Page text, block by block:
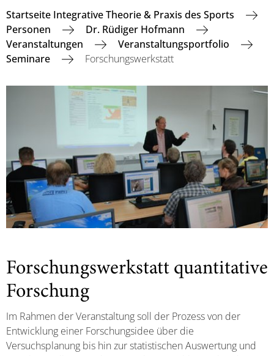
Startseite Integrative Theorie & Praxis des Sports
Personen
Dr. Rüdiger Hofmann
Veranstaltungen
Veranstaltungsportfolio
Seminare
Forschungswerkstatt
Forschungswerkstatt quantitative
Forschung
Im Rahmen der Veranstaltung soll der Prozess von der
Entwicklung einer Forschungsidee über die
Versuchsplanung bis hin zur statistischen Auswertung und